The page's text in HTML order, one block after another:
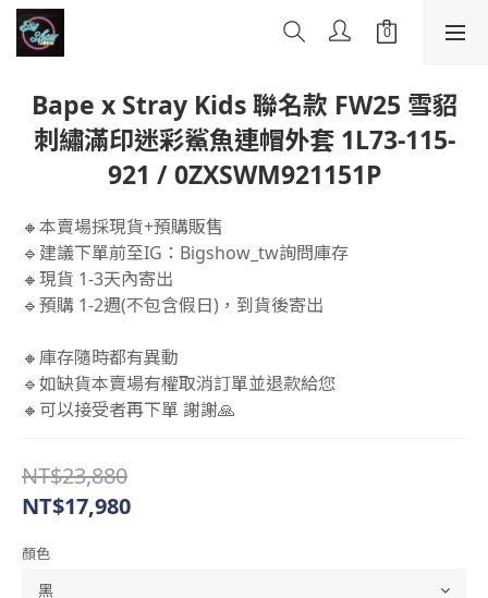
Bape x Stray Kids 聯名款 FW25 雪貂
刺繡滿印迷彩鯊魚連帽外套 1L73-115-
921 / 0ZXSWM921151P
🔸本賣場採現貨+預購販售
🔹建議下單前至IG：Bigshow_tw詢問庫存
🔸現貨 1-3天內寄出
🔹預購 1-2週(不包含假日)，到貨後寄出
🔸庫存隨時都有異動
🔹如缺貨本賣場有權取消訂單並退款給您
🔸可以接受者再下單 謝謝🙏
NT$23,880
NT$17,980
顏色